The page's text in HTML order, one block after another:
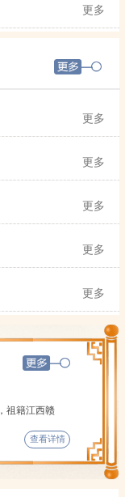
更多
更多
更多
更多
更多
更多
祖籍江西赣
查看详情